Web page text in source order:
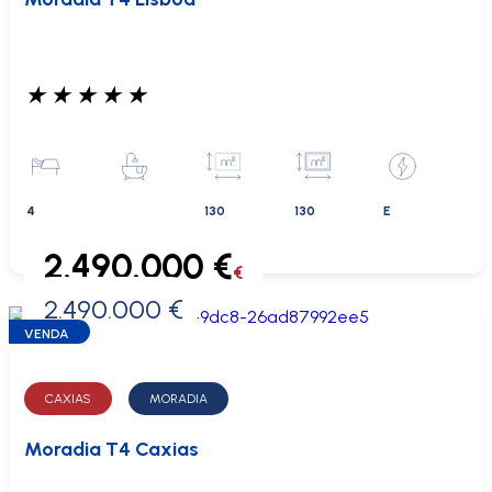
★ ★ ★ ★ ★
4 130 130 E
0 €
2.490.000 €€
2.490.000 €
VENDA
CAXIAS MORADIA
Moradia T4 Caxias